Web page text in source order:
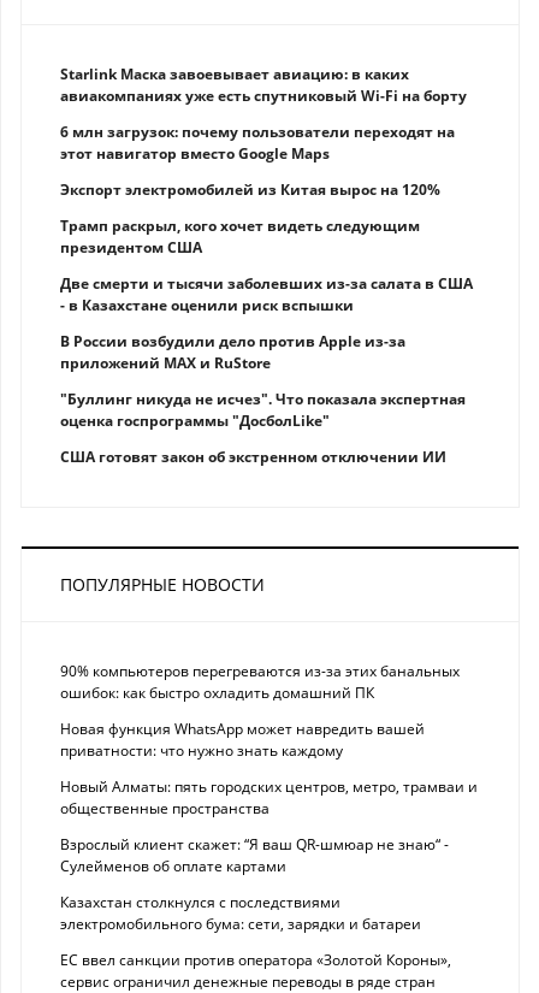
Starlink Маска завоевывает авиацию: в каких
авиакомпаниях уже есть спутниковый Wi-Fi на борту
6 млн загрузок: почему пользователи переходят на
этот навигатор вместо Google Maps
Экспорт электромобилей из Китая вырос на 120%
Трамп раскрыл, кого хочет видеть следующим
президентом США
Две смерти и тысячи заболевших из-за салата в США
- в Казахстане оценили риск вспышки
В России возбудили дело против Apple из-за
приложений MAX и RuStore
"Буллинг никуда не исчез". Что показала экспертная
оценка госпрограммы "ДосболLike"
США готовят закон об экстренном отключении ИИ
ПОПУЛЯРНЫЕ НОВОСТИ
90% компьютеров перегреваются из-за этих банальных
ошибок: как быстро охладить домашний ПК
Новая функция WhatsApp может навредить вашей
приватности: что нужно знать каждому
Новый Алматы: пять городских центров, метро, трамваи и
общественные пространства
Взрослый клиент скажет: “Я ваш QR-шмюар не знаю“ -
Сулейменов об оплате картами
Казахстан столкнулся с последствиями
электромобильного бума: сети, зарядки и батареи
ЕС ввел санкции против оператора «Золотой Короны»,
сервис ограничил денежные переводы в ряде стран